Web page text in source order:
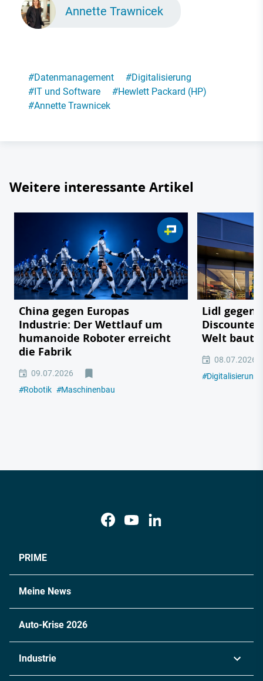
Annette Trawnicek
#Datenmanagement #Digitalisierung
#IT und Software #Hewlett Packard (HP)
#Annette Trawnicek
Weitere interessante Artikel
China gegen Europas
Industrie: Der Wettlauf um
humanoide Roboter erreicht
die Fabrik
09.07.2026
#Robotik #Maschinenbau
Lidl gegen
Discounter
Welt baut
08.07.2026
#Digitalisierung
PRIME
Meine News
Auto-Krise 2026
Industrie